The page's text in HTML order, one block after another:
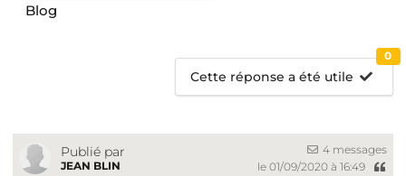
Blog
Cette réponse a été utile
0
Publié par
JEAN BLIN
4 messages
le 01/09/2020 à 16:49